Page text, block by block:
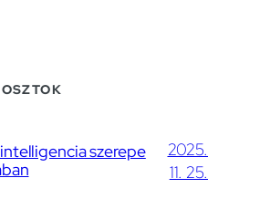
szerepe
2025.
11. 25.